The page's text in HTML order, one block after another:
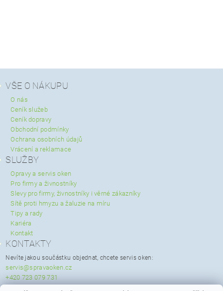
VŠE O NÁKUPU
O nás
Ceník služeb
Ceník dopravy
Obchodní podmínky
Ochrana osobních údajů
Vrácení a reklamace
SLUŽBY
Opravy a servis oken
Pro firmy a živnostníky
Slevy pro firmy, živnostníky i věrné zákazníky
Sítě proti hmyzu a žaluzie na míru
Tipy a rady
Kariéra
Kontakt
KONTAKTY
Nevíte jakou součástku objednat, chcete servis oken:
servis@spravaoken.cz
+420 723 079 731